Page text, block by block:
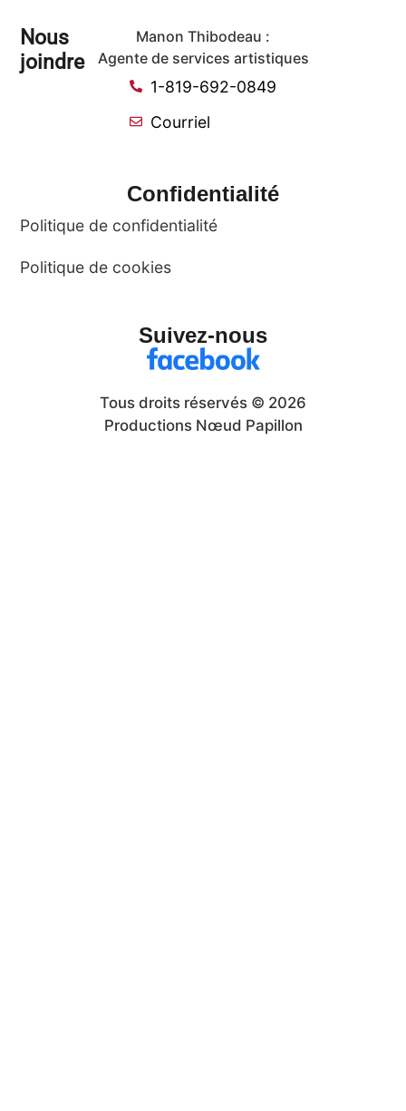
Nous
joindre
Manon Thibodeau :
Agente de services artistiques
1-819-692-0849
Courriel
Confidentialité
Politique de confidentialité
Politique de cookies
Suivez-nous
Tous droits réservés © 2026
Productions Nœud Papillon